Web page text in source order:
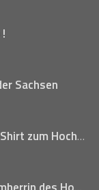
Sachsen
Frühbucherrabat und Finisher Shirt zum Hochlandlauf